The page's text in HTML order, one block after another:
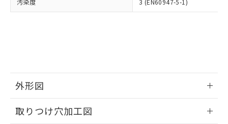
汚染度 3 (EN60947-5-1)
外形図
取りつけ穴加工図
お客様が当ウェブサイト上で当社にご
指します。
※3 非含有証明書ダウンロード
51物質の非含有証明書（当社基準）
※本証明書は発行日時点で非含有を証明す
るもので、過去に遡って非含有を証明する
ものではありません。
また、RoHS指令のフタル酸エステル類４